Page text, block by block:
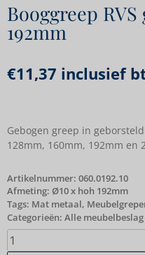
Booggreep
192mm
€11,37 inclusief
Gebogen greep in
128mm, 160mm, 192mm en
Artikelnummer: 060.0192.10
Afmeting: Ø10 x hoh 192mm
Tags: Mat metaal,
Categorieën: Alle meubelbeslag